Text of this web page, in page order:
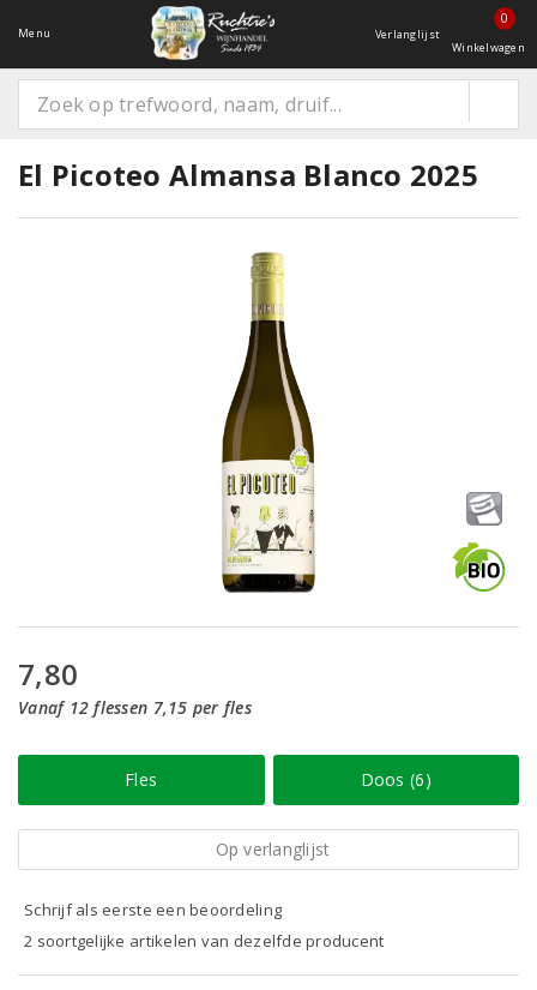
Menu Verlanglijst
0
Winkelwagen
El Picoteo Almansa Blanco 2025
7,80
Vanaf 12 flessen 7,15 per fles
Fles Doos (6)
Op verlanglijst
Schrijf als eerste een beoordeling
2 soortgelijke artikelen van dezelfde producent